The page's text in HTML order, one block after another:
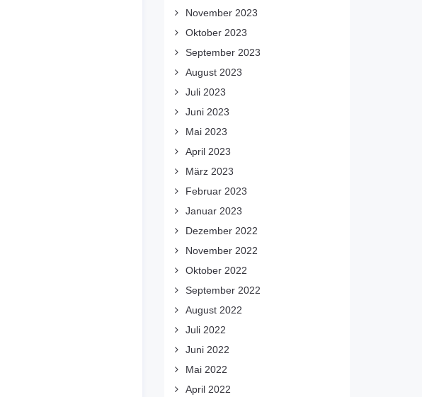
November 2023
Oktober 2023
September 2023
August 2023
Juli 2023
Juni 2023
Mai 2023
April 2023
März 2023
Februar 2023
Januar 2023
Dezember 2022
November 2022
Oktober 2022
September 2022
August 2022
Juli 2022
Juni 2022
Mai 2022
April 2022